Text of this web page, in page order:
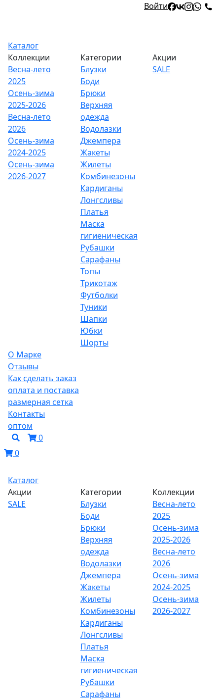
Войти
Каталог
Коллекции
Весна-лето
2025
Осень-зима
2025-2026
Весна-лето
2026
Осень-зима
2024-2025
Осень-зима
2026-2027
Категории
Блузки
Боди
Брюки
Верхняя
одежда
Водолазки
Джемпера
Жакеты
Жилеты
Комбинезоны
Кардиганы
Лонгсливы
Платья
Маска
гигиеническая
Рубашки
Сарафаны
Топы
Трикотаж
Футболки
Туники
Шапки
Юбки
Шорты
Акции
SALE
О Марке
Отзывы
Как сделать заказ
оплата и поставка
размерная сетка
Контакты
оптом
0
0
Каталог
Акции
SALE
Категории
Блузки
Боди
Брюки
Верхняя
одежда
Водолазки
Джемпера
Жакеты
Жилеты
Комбинезоны
Кардиганы
Лонгсливы
Платья
Маска
гигиеническая
Рубашки
Сарафаны
Коллекции
Весна-лето
2025
Осень-зима
2025-2026
Весна-лето
2026
Осень-зима
2024-2025
Осень-зима
2026-2027